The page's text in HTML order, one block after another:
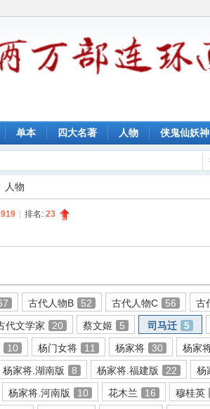
单本 四大名著 人物 侠鬼仙妖神
人物
排名: 23
古代人物B 52 古代人物C 56
古
代文学家 20 蔡文姬 5 司马迁
5
10 杨门女将 11 杨家将 30
杨家
杨家将.湖南版 8 杨家将.福建版 22
杨
杨家将.河南版 10 花木兰 16
穆桂英